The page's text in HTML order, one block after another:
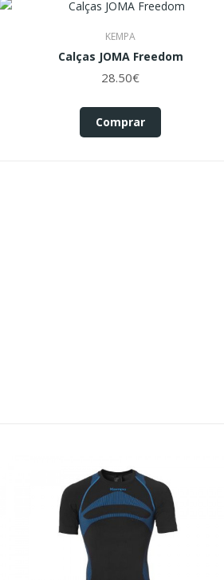
KEMPA
Calças JOMA Freedom
28.50€
Comprar